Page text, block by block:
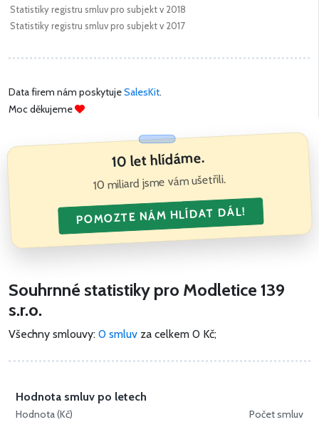
Statistiky registru smluv pro subjekt v 2018
Statistiky registru smluv pro subjekt v 2017
Data firem nám poskytujeSalesKit.
Moc děkujeme
10 let hlídáme.
10 miliard jsme vám ušetřili.
POMOZTE NÁM HLÍDAT DÁL!
Souhrnné statistiky pro Modletice 139
s.r.o.
Všechny smlouvy: 0 smluv za celkem 0 Kč;
Hodnota (Kč) Počet smluv
Hodnota smluv po letech